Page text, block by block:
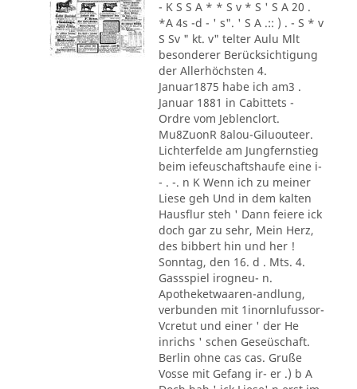
- K S S A * * S v * S ' S A 20 .
*A 4s -d - ' s". ' S A .:: ) . - S * v
S Sv " kt. v" telter Aulu Mlt
besonderer Berücksichtigung
der Allerhöchsten 4.
Januar1875 habe ich am3 .
Januar 1881 in Cabittets -
Ordre vom Jeblenclort.
Mu8ZuonR 8alou-Giluouteer.
Lichterfelde am Jungfernstieg
beim iefeuschaftshaufe eine i-
- . -. n K Wenn ich zu meiner
Liese geh Und in dem kalten
Hausflur steh ' Dann feiere ick
doch gar zu sehr, Mein Herz,
des bibbert hin und her !
Sonntag, den 16. d . Mts. 4.
Gassspiel irogneu- n.
Apotheketwaaren-andlung,
verbunden mit 1inornlufussor-
Vcretut und einer ' der He
inrichs ' schen Geseüschaft.
Berlin ohne cas cas. Gruße
Vosse mit Gefang ir- er .) b A